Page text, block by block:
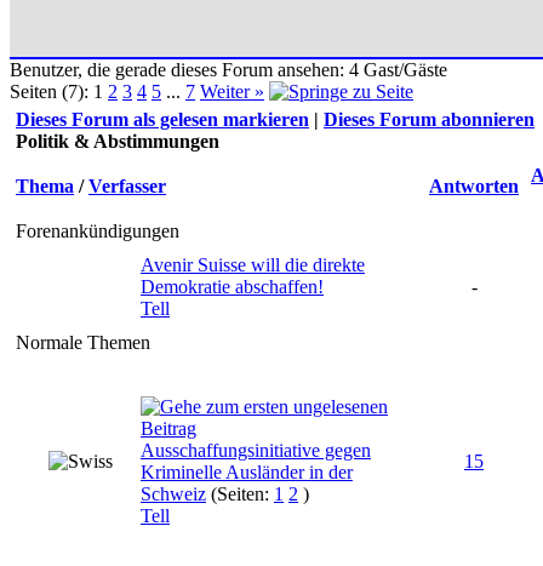
Benutzer, die gerade dieses Forum ansehen: 4 Gast/Gäste
Seiten (7): 1 2 3 4 5 ... 7 Weiter »
Dieses Forum als gelesen markieren | Dieses Forum abonnieren
Politik & Abstimmungen
Thema /Verfasser Antworten
Forenankündigungen
Avenir Suisse will die direkte
Demokratie abschaffen!
Tell
-
Normale Themen
Ausschaffungsinitiative gegen
Kriminelle Ausländer in der
Schweiz (Seiten: 1 2 )
Tell
15